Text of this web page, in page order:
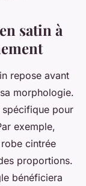
satin à
repose avant
morphologie.
spécifique pour
exemple,
cintrée
proportions.
bénéficiera